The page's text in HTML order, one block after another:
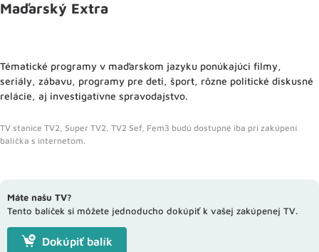
Maďarský Extra
Tématické programy v maďarskom jazyku ponúkajúci filmy,
seriály, zábavu, programy pre deti, šport, rôzne politické diskusné
relácie, aj investigatívne spravodajstvo.
TV stanice TV2, Super TV2, TV2 Sef, Fem3 budú dostupné iba pri zakúpení
balíčka s internetom.
Máte našu TV?
Tento balíček si môžete jednoducho dokúpiť k vašej zakúpenej TV.
Dokúpiť balík